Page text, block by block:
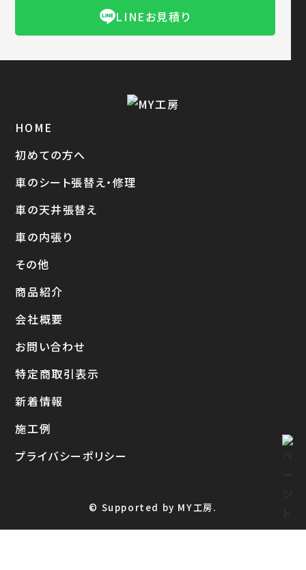
LINEお見積り
HOME
初めての方へ
車のシート張替え・修理
車の天井張替え
車の内張り
その他
商品紹介
会社概要
お問い合わせ
特定商取引表示
新着情報
施工例
プライバシーポリシー
© Supported by MY工房.